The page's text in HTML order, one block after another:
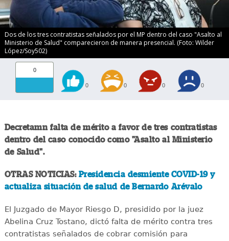
Dos de los tres contratistas señalados por el MP dentro del caso "Asalto al
Ministerio de Salud" comparecieron de manera presencial. (Foto: Wilder
López/Soy502)
0
0 0 0 0
Decretamn falta de mérito a favor de tres contratistas
dentro del caso conocido como "Asalto al Ministerio
de Salud".
OTRAS NOTICIAS: Presidencia desmiente COVID-19 y
actualiza situación de salud de Bernardo Arévalo
El Juzgado de Mayor Riesgo D, presidido por la juez
Abelina Cruz Tostano, dictó falta de mérito contra tres
contratistas señalados de cobrar comisión para